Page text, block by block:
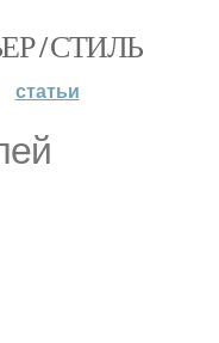
/ СТИЛЬ
статьи